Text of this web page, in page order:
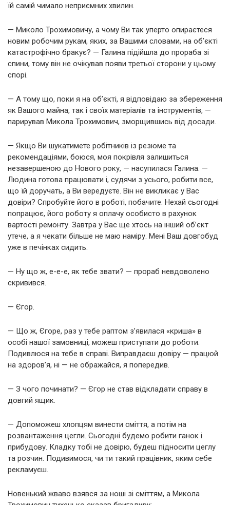
їй самій чимало неприємних хвилин.
— Миколо Трохимовичу, а чому Ви так уперто опираєтеся
новим робочим рукам, яких, за Вашими словами, на об’єкті
катастрофічно бракує? — Галина підійшла до прораба зі
спини, тому він не очікував появи третьої сторони у цьому
спорі.
— А тому що, поки я на об’єкті, я відповідаю за збереження
як Вашого майна, так і своїх матеріалів та інструментів, —
парирував Микола Трохимович, зморщившись від досади.
— Якщо Ви шукатимете робітників із резюме та
рекомендаціями, боюся, моя покрівля залишиться
незавершеною до Нового року, — насупилася Галина. —
Людина готова працювати і, судячи з усього, робити все,
що їй доручать, а Ви вередуєте. Він не викликає у Вас
довіри? Спробуйте його в роботі, побачите. Нехай сьогодні
попрацює, його роботу я оплачу особисто в рахунок
вартості ремонту. Завтра у Вас ще хтось на інший об’єкт
утече, а я чекати більше не маю наміру. Мені Ваш довгобуд
уже в печінках сидить.
— Ну що ж, е-е-е, як тебе звати? — прораб невдоволено
скривився.
— Єгор.
— Що ж, Єгоре, раз у тебе раптом з’явилася «криша» в
особі нашої замовниці, можеш приступати до роботи.
Подивлюся на тебе в справі. Виправдаєш довіру — працюй
на здоров’я, ні — не ображайся, я попередив.
— З чого починати? — Єгор не став відкладати справу в
довгий ящик.
— Допоможеш хлопцям винести сміття, а потім на
розвантаження цегли. Сьогодні будемо робити ганок і
прибудову. Кладку тобі не довірю, будеш підносити цеглу
та розчин. Подивимося, чи ти такий працівник, яким себе
рекламуєш.
Новенький жваво взявся за ноші зі сміттям, а Микола